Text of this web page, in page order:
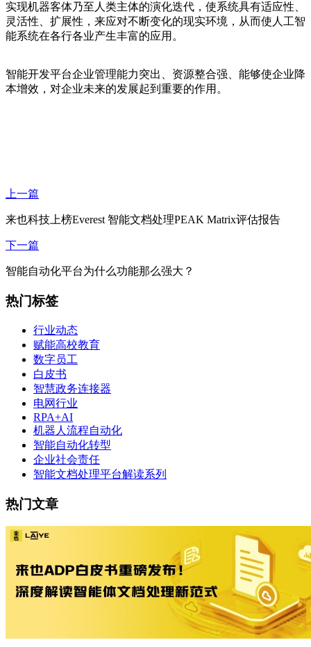
实现机器客体乃至人类主体的演化迭代，使系统具有适应性、
灵活性、扩展性，来应对不断变化的现实环境，从而使人工智
能系统在各行各业产生丰富的应用。
智能开发平台企业管理能力突出、资源整合强、能够使企业降
本增效，对企业未来的发展起到重要的作用。
上一篇
来也科技上榜Everest 智能文档处理PEAK Matrix评估报告
下一篇
智能自动化平台为什么功能那么强大？
热门标签
行业动态
赋能高校教育
数字员工
白皮书
智慧政务连接器
电网行业
RPA+AI
机器人流程自动化
智能自动化转型
企业社会责任
智能文档处理平台解读系列
热门文章